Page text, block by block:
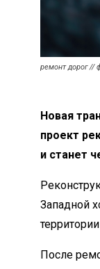
ремонт дорог //
Новая
проект
и станет
Западной
После